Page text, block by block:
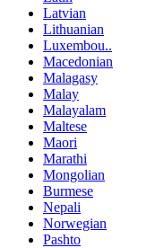
Latvian
Lithuanian
Luxembou..
Macedonian
Malagasy
Malay
Malayalam
Maltese
Maori
Marathi
Mongolian
Burmese
Nepali
Norwegian
Pashto